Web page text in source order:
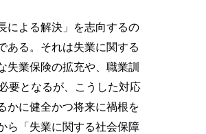
による解決」を志向するの
ある。それは失業に関する
失業保険の拡充や、職業訓
要となるが、こうした対応
かに健全かつ将来に禍根を
ら「失業に関する社会保障